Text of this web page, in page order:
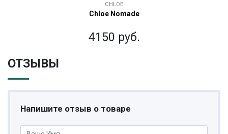
CHLOE
Chloe Nomade
4150 руб.
ОТЗЫВЫ
Напишите отзыв о товаре